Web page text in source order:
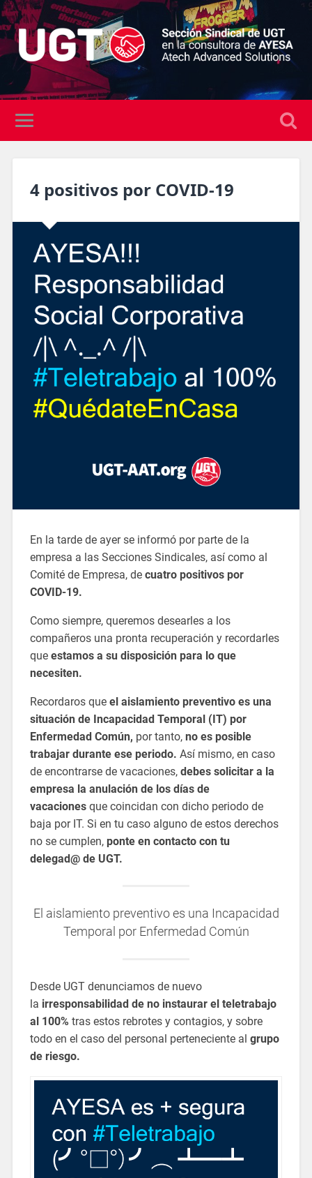
4 positivos por COVID-19
En la tarde de ayer se informó por parte de la
empresa a las Secciones Sindicales, así como al
Comité de Empresa, de cuatro positivos por
COVID-19.
Como siempre, queremos desearles a los
compañeros una pronta recuperación y recordarles
que estamos a su disposición para lo que
necesiten.
Recordaros que el aislamiento preventivo es una
situación de Incapacidad Temporal (IT) por
Enfermedad Común, por tanto, no es posible
trabajar durante ese periodo. Así mismo, en caso
de encontrarse de vacaciones, debes solicitar a la
empresa la anulación de los días de
vacacionesque coincidan con dicho periodo de
baja por IT. Si en tu caso alguno de estos derechos
no se cumplen, ponte en contacto con tu
delegad@ de UGT.
El aislamiento preventivo es una Incapacidad
Temporal por Enfermedad Común
Desde UGT denunciamos de nuevo
la irresponsabilidad de no instaurar el teletrabajo
al 100% tras estos rebrotes y contagios, y sobre
todo en el caso del personal perteneciente al grupo
de riesgo.